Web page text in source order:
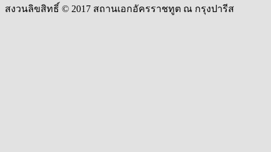
สงวนลิขสิทธิ์ © 2017 สถานเอกอัครราชทูต ณ กรุงปารีส